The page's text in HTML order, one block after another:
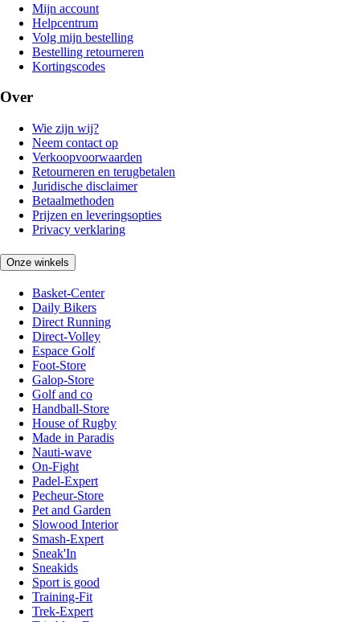
Mijn account
Helpcentrum
Volg mijn bestelling
Bestelling retourneren
Kortingscodes
Over
Wie zijn wij?
Neem contact op
Verkoopvoorwaarden
Retourneren en terugbetalen
Juridische disclaimer
Betaalmethoden
Prijzen en leveringsopties
Privacy verklaring
Onze winkels
Basket-Center
Daily Bikers
Direct Running
Direct-Volley
Espace Golf
Foot-Store
Galop-Store
Golf and co
Handball-Store
House of Rugby
Made in Paradis
Nauti-wave
On-Fight
Padel-Expert
Pecheur-Store
Pet and Garden
Slowood Interior
Smash-Expert
Sneak'In
Sneakids
Sport is good
Training-Fit
Trek-Expert